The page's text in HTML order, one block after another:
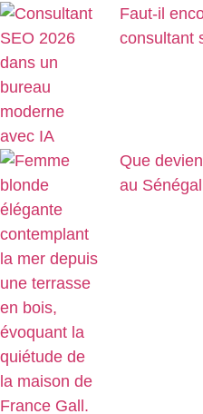
Faut-il
consultant
Que
au Sénégal